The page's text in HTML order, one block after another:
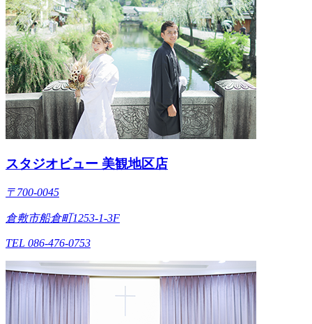
スタジオビュー 美観地区店
〒700-0045
倉敷市船倉町1253-1-3F
TEL 086-476-0753